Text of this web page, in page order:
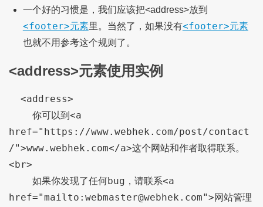
一个好的习惯是，我们应该把<address>放到
<footer>元素里。当然了，如果没有<footer>元素
也就不用参考这个规则了。
<address>元素使用实例
href="https://www.webhek.com/post/contact
/">www.webhek.com</a>这个网站和作者取得联系。
<br>
href="mailto:webmaster@webhek.com">网站管理